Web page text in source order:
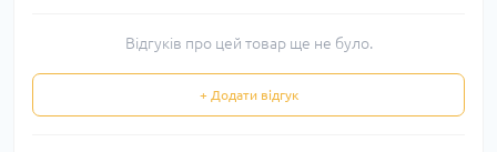
Відгуків про цей товар ще не було.
+ Додати відгук